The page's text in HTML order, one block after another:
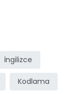
İngilizce
Kodlama